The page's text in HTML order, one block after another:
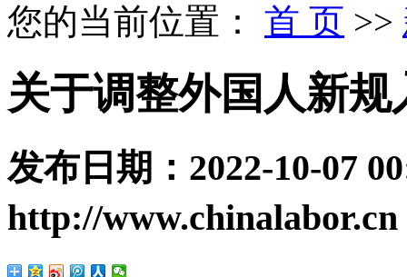
您的当前位置： 首 页 >>
关于调整外国人新
发布日期： 2022-10-07
http://www.chinalabor.cn